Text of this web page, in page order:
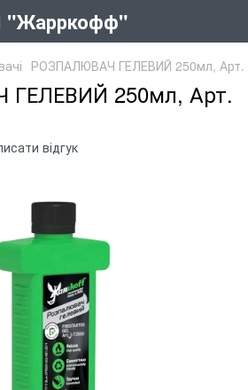
РОЗПАЛЮВАЧ ГЕЛЕВИЙ 250мл, Арт.
250мл, Арт.
відгук